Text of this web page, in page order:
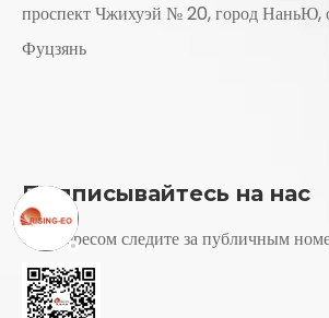
проспект Чжихуэй № 20, город НаньЮ,
Фуцзянь
Подписывайтесь на нас
С интересом следите за публичным